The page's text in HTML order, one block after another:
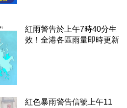
紅雨警告於上午7時40分生
效！全港各區雨量即時更新
紅色暴雨警告信號上午11